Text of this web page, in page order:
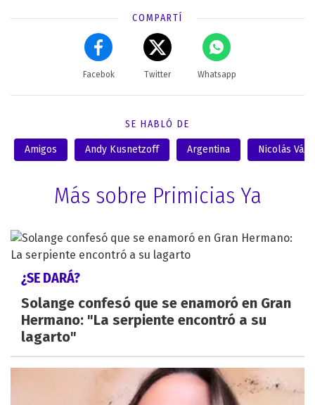
COMPARTÍ
Facebok Twitter Whatsapp
SE HABLÓ DE
Amigos Andy Kusnetzoff Argentina Nicolás
Más sobre Primicias Ya
¿SE DARÁ?
Solange confesó que se enamoró en Gran
Hermano: "La serpiente encontró a su
lagarto"